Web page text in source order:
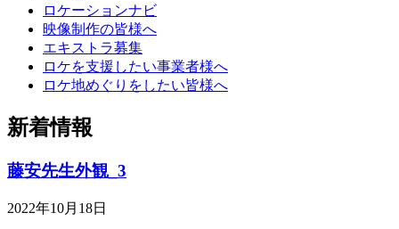
ロケーションナビ
映像制作の皆様へ
エキストラ募集
ロケを支援したい事業者様へ
ロケ地めぐりをしたい皆様へ
新着情報
藤安先生外観_3
2022年10月18日